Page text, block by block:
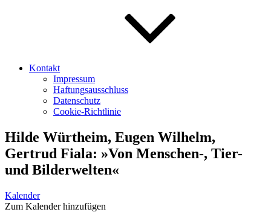
Kontakt
Impressum
Haftungsausschluss
Datenschutz
Cookie-Richtlinie
Hilde Würtheim, Eugen Wilhelm,
Gertrud Fiala: »Von Menschen-, Tier-
und Bilderwelten«
Kalender
Zum Kalender hinzufügen